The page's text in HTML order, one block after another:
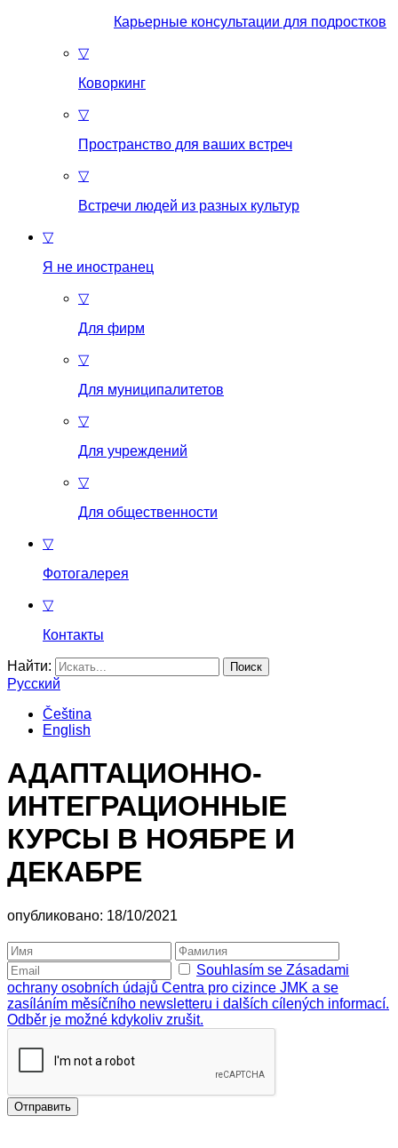
Карьерные консультации для подростков
▽
Коворкинг
▽
Пространство для ваших встреч
▽
Встречи людей из разных культур
▽
Я не иностранец
▽
Для фирм
▽
Для муниципалитетов
▽
Для учреждений
▽
Для общественности
▽
Фотогалерея
▽
Контакты
Найти:
Русский
Čeština
English
АДАПТАЦИОННО-
ИНТЕГРАЦИОННЫЕ
КУРСЫ В НОЯБРЕ И
ДЕКАБРЕ
опубликовано: 18/10/2021
Souhlasím se Zásadami
ochrany osobních údajů Centra pro cizince JMK a se
zasíláním měsíčního newsletteru i dalších cílených informací.
Odběr je možné kdykoliv zrušit.
Отправить